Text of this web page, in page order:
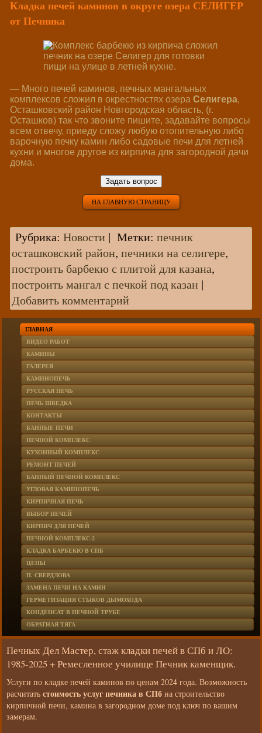
Кладка печей каминов в округе озера СЕЛИГЕР
от Печника
— Много печей каминов, печных мангальных
комплексов сложил в окрестностях озера Селигера,
Осташковский район Новгородская область, (г.
Осташков) так что звоните пишите, задавайте вопросы
всем отвечу, приеду сложу любую отопительную либо
варочную печку камин либо садовые печи для летней
кухни и многое другое из кирпича для загородной дачи
дома.
Задать вопрос
НА ГЛАВНУЮ СТРАНИЦУ
Рубрика: Новости | Метки: печник
осташковский район, печники на селигере,
построить барбекю с плитой для казана,
построить мангал с печкой под казан |
Добавить комментарий
ГЛАВНАЯ
ВИДЕО РАБОТ
КАМИНЫ
ГАЛЕРЕЯ
КАМИНОПЕЧЬ
РУССКАЯ ПЕЧЬ
ПЕЧЬ ШВЕДКА
КОНТАКТЫ
БАННЫЕ ПЕЧИ
ПЕЧНОЙ КОМПЛЕКС
КУХОННЫЙ КОМПЛЕКС
РЕМОНТ ПЕЧЕЙ
БАННЫЙ ПЕЧНОЙ КОМПЛЕКС
УГЛОВАЯ КАМИНОПЕЧЬ
КИРПИЧНАЯ ПЕЧЬ
ВЫБОР ПЕЧЕЙ
КИРПИЧ ДЛЯ ПЕЧЕЙ
ПЕЧНОЙ КОМПЛЕКС-2
КЛАДКА БАРБЕКЮ В СПБ
ЦЕНЫ
П. СВЕРДЛОВА
ЗАМЕНА ПЕЧИ НА КАМИН
ГЕРМЕТИЗАЦИЯ СТЫКОВ ДЫМОХОДА
КОНДЕНСАТ В ПЕЧНОЙ ТРУБЕ
ОБРАТНАЯ ТЯГА
Печных Дел Мастер, стаж кладки печей в СПб и ЛО:
1985-2025 + Ремесленное училище Печник каменщик.
Услуги по кладке печей каминов по ценам 2024 года. Возможность
расчитать стоимость услуг печника в СПб на строительство
кирпичной печи, камина в загородном доме под ключ по вашим
замерам.